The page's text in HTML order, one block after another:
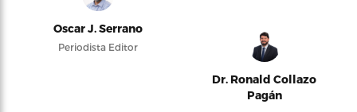
Oscar J. Serrano
Periodista Editor
Dr. Ronald Collazo
Pagán